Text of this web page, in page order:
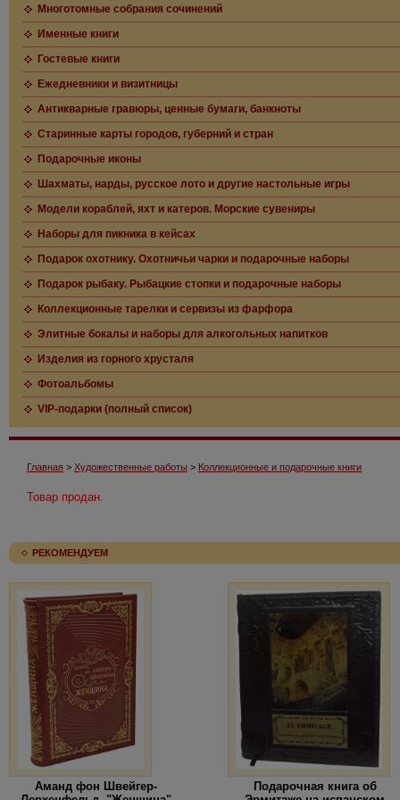
Многотомные собрания сочинений
Именные книги
Гостевые книги
Ежедневники и визитницы
Антикварные гравюры, ценные бумаги, банкноты
Старинные карты городов, губерний и стран
Подарочные иконы
Шахматы, нарды, русское лото и другие настольные игры
Модели кораблей, яхт и катеров. Морские сувениры
Наборы для пикника в кейсах
Подарок охотнику. Охотничьи чарки и подарочные наборы
Подарок рыбаку. Рыбацкие стопки и подарочные наборы
Коллекционные тарелки и сервизы из фарфора
Элитные бокалы и наборы для алкогольных напитков
Изделия из горного хрусталя
Фотоальбомы
VIP-подарки (полный список)
Главная > Художественные работы > Коллекционные и подарочные книги
Товар продан.
РЕКОМЕНДУЕМ
Аманд фон Швейгер-
Подарочная книга об